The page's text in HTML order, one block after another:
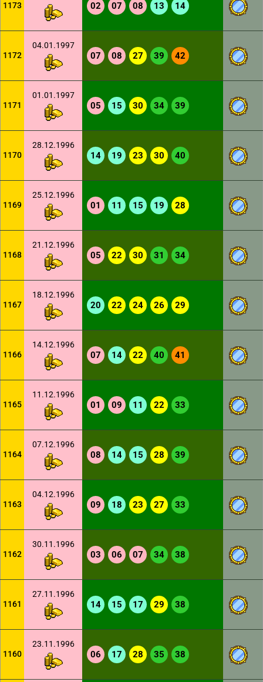
1173 02 07 08 13 14
1172
04.01.1997
07 08 27 39 42
1171
01.01.1997
05 15 30 34 39
1170
28.12.1996
14 19 23 30 40
1169
25.12.1996
01 11 15 19 28
1168
21.12.1996
05 22 30 31 34
1167
18.12.1996
20 22 24 26 29
1166
14.12.1996
07 14 22 40 41
1165
11.12.1996
01 09 11 22 33
1164
07.12.1996
08 14 15 28 39
1163
04.12.1996
09 18 23 27 33
1162
30.11.1996
03 06 07 34 38
1161
27.11.1996
14 15 17 29 38
1160
23.11.1996
06 17 28 35 38